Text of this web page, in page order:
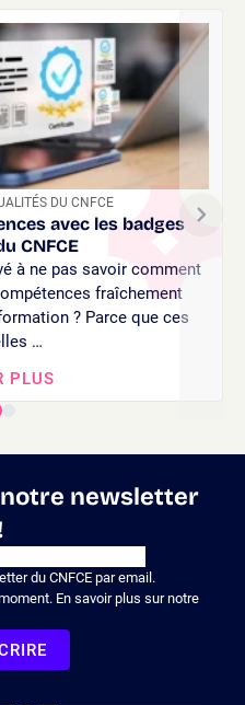
DU CNFCE
avec les badges
CNFCE
à ne pas savoir comment
fraîchement
? Parce que ces
…
PLUS
newsletter
du CNFCE par email.
En savoir plus sur notre